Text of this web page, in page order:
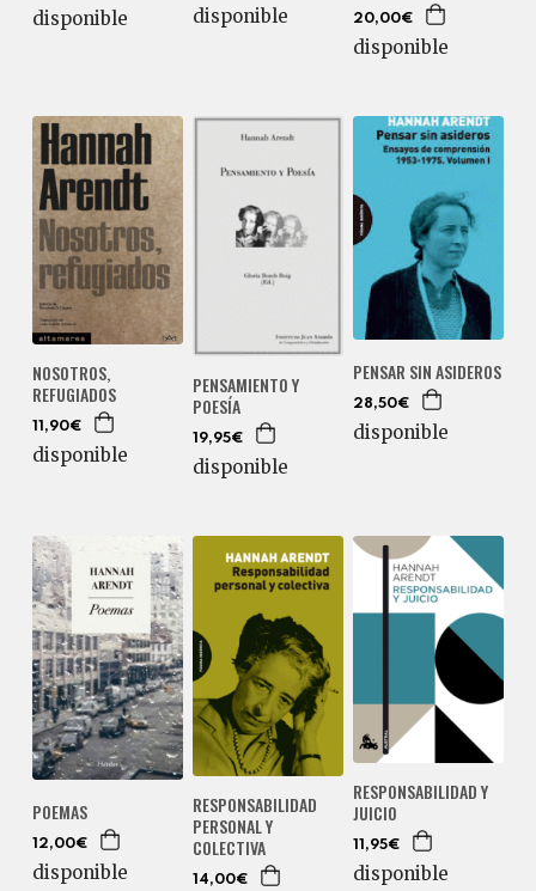
disponible disponible 20,00€
disponible
NOSOTROS,
REFUGIADOS
11,90€
disponible
PENSAMIENTO Y
POESÍA
19,95€
disponible
PENSAR SIN ASIDEROS
28,50€
disponible
POEMAS
12,00€
disponible
RESPONSABILIDAD
PERSONAL Y
COLECTIVA
14,00€
RESPONSABILIDAD Y
JUICIO
11,95€
disponible